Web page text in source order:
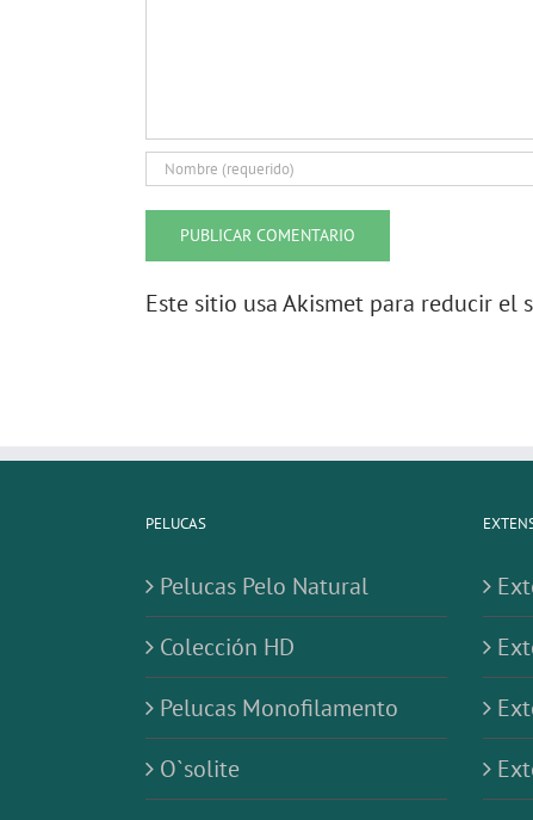
Este sitio usa Akismet para reducir el
PELUCAS
Pelucas Pelo Natural
Colección HD
Pelucas Monofilamento
O`solite